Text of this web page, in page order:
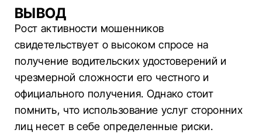
ВЫВОД
Рост активности мошенников
свидетельствует о высоком спросе на
получение водительских удостоверений и
чрезмерной сложности его честного и
официального получения. Однако стоит
помнить, что использование услуг сторонних
лиц несет в себе определенные риски.